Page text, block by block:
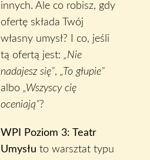
innych. Ale co robisz, gdy
ofertę składa Twój
własny umysł? I co, jeśli
tą ofertą jest: „Nie
nadajesz się”, „To głupie”
albo „Wszyscy cię
oceniają”?
WPI Poziom 3: Teatr
Umysłu to warsztat typu